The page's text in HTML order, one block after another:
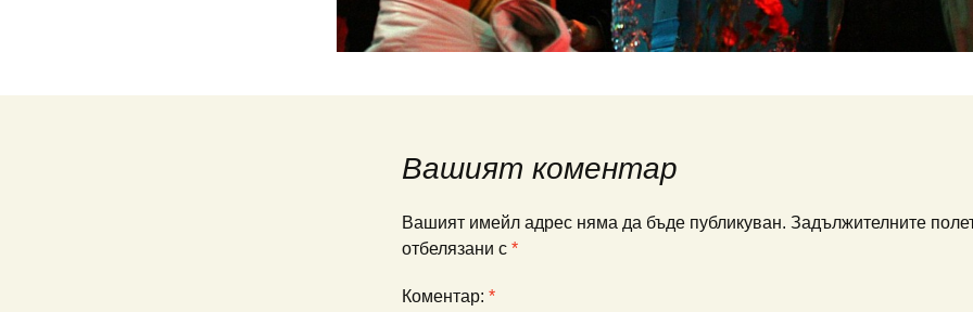
Вашият коментар
Вашият имейл адрес няма да бъде публикуван. Задължителните
отбелязани с *
Коментар: *